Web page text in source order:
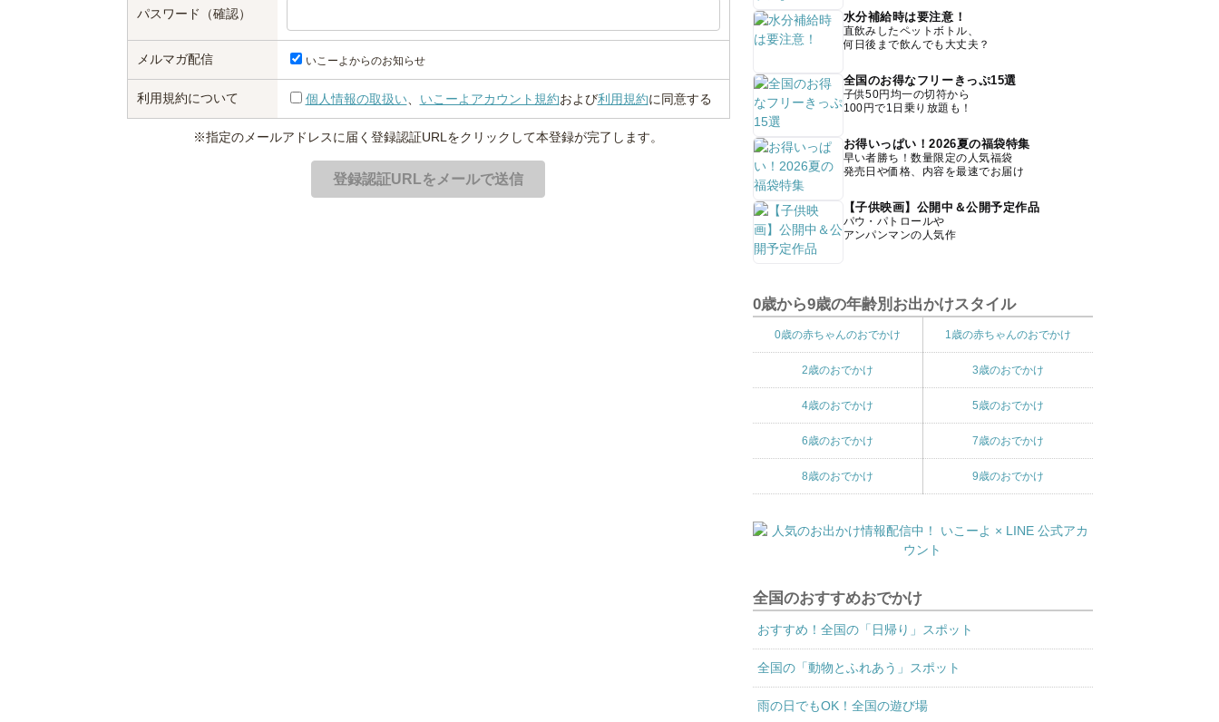
パスワード（確認）
メルマガ配信 いこーよからのお知らせ
利用規約について 個人情報の取扱い、 いこーよアカウント規約および利用規約に同意する
※指定のメールアドレスに届く登録認証URLをクリックして本登録が完了します。
水分補給時は要注意！
直飲みしたペットボトル、
何日後まで飲んでも大丈夫？
全国のお得なフリーきっぷ15選
子供50円均一の切符から
100円で1日乗り放題も！
お得いっぱい！2026夏の福袋特集
早い者勝ち！数量限定の人気福袋
発売日や価格、内容を最速でお届け
【子供映画】公開中＆公開予定作品
パウ・パトロールや
アンパンマンの人気作
0歳から9歳の年齢別お出かけスタイル
0歳の赤ちゃんのおでかけ 1歳の赤ちゃんのおでかけ
2歳のおでかけ 3歳のおでかけ
4歳のおでかけ 5歳のおでかけ
6歳のおでかけ 7歳のおでかけ
8歳のおでかけ 9歳のおでかけ
全国のおすすめおでかけ
おすすめ！全国の「日帰り」スポット
全国の「動物とふれあう」スポット
雨の日でもOK！全国の遊び場